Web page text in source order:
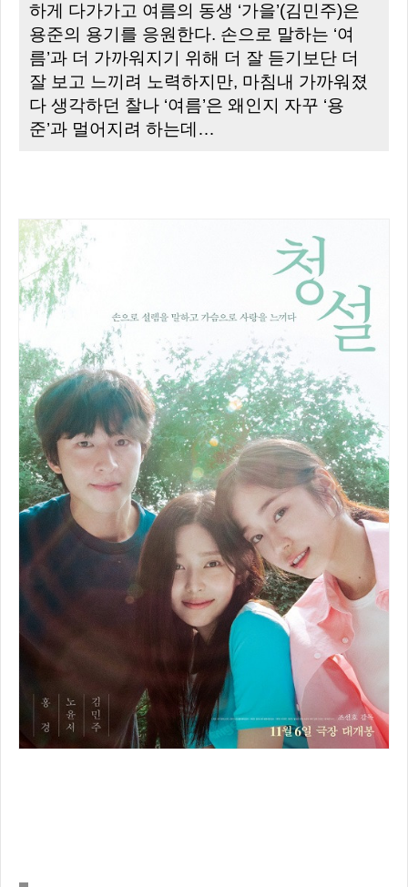
하게 다가가고 여름의 동생 ‘가을’(김민주)은
용준의 용기를 응원한다. 손으로 말하는 ‘여
름’과 더 가까워지기 위해 더 잘 듣기보단 더
잘 보고 느끼려 노력하지만, 마침내 가까워졌
다 생각하던 찰나 ‘여름’은 왜인지 자꾸 ‘용
준’과 멀어지려 하는데…